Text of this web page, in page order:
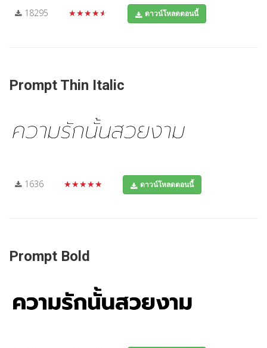
18295 ★★★★★ ดาวน์โหลดตอนนี้
Prompt Thin Italic
1636 ★★★★★ ดาวน์โหลดตอนนี้
Prompt Bold